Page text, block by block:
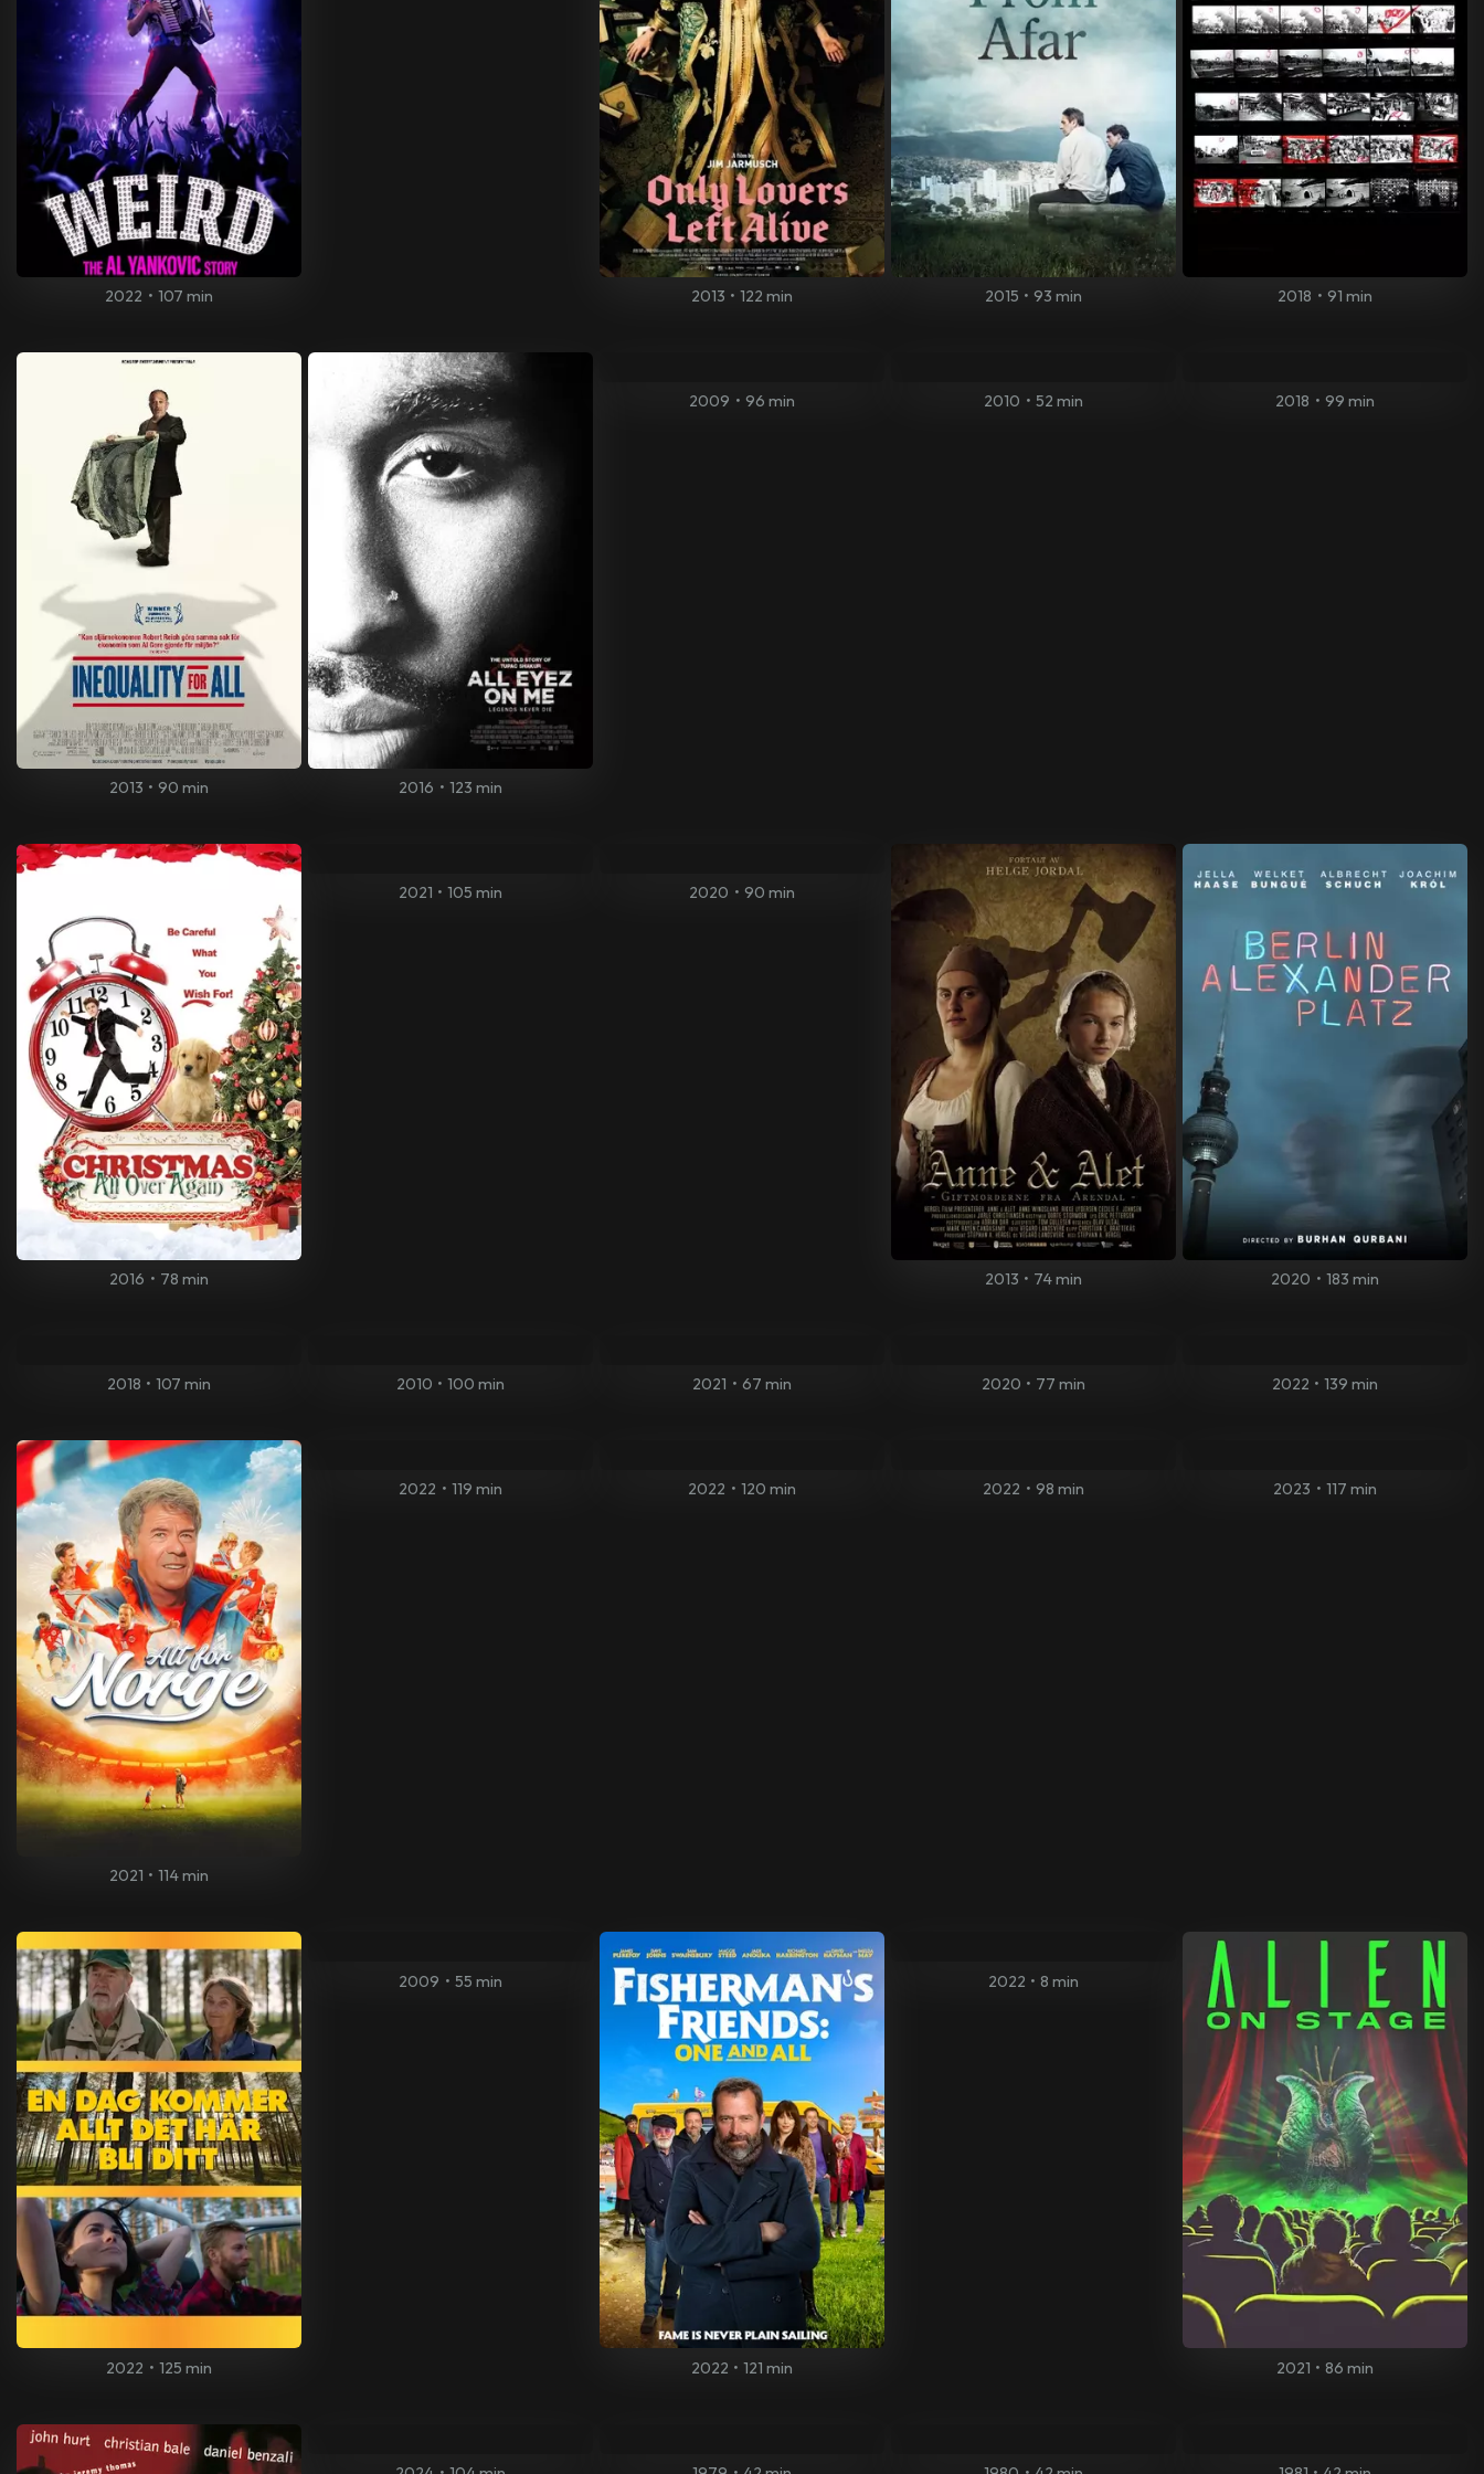
2022 • 107 min 2013 • 122 min 2015 • 93 min 2018 • 91 min
2013 • 90 min 2016 • 123 min
2009 • 96 min 2010 • 52 min 2018 • 99 min
2016 • 78 min
2021 • 105 min 2020 • 90 min
2013 • 74 min 2020 • 183 min
2018 • 107 min 2010 • 100 min 2021 • 67 min 2020 • 77 min 2022 • 139 min
2021 • 114 min
2022 • 119 min 2022 • 120 min 2022 • 98 min 2023 • 117 min
2022 • 125 min
2009 • 55 min
2022 • 121 min
2022 • 8 min
2021 • 86 min